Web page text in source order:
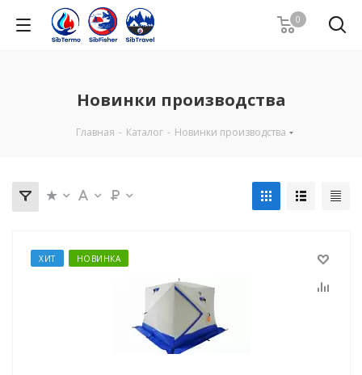
0
Новинки производства
Главная - Каталог - Новинки производства
ХИТ НОВИНКА